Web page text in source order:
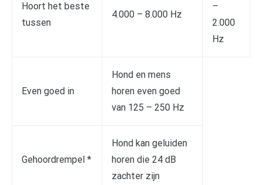
Hoort het beste
tussen
4.000 – 8.000 Hz
–
2.000
Hz
Even goed in
Hond en mens
horen even goed
van 125 – 250 Hz
Gehoordrempel *
Hond kan geluiden
horen die 24 dB
zachter zijn